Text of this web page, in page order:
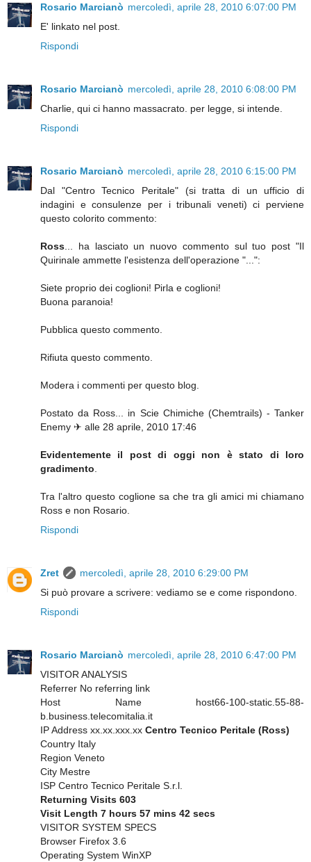
Rosario Marcianò mercoledì, aprile 28, 2010 6:07:00 PM
E' linkato nel post.
Rispondi
Rosario Marcianò mercoledì, aprile 28, 2010 6:08:00 PM
Charlie, qui ci hanno massacrato. per legge, si intende.
Rispondi
Rosario Marcianò mercoledì, aprile 28, 2010 6:15:00 PM
Dal "Centro Tecnico Peritale" (si tratta di un ufficio di
indagini e consulenze per i tribunali veneti) ci perviene
questo colorito commento:
Ross ... ha lasciato un nuovo commento sul tuo post "Il
Quirinale ammette l'esistenza dell'operazione "...":
Siete proprio dei coglioni! Pirla e coglioni!
Buona paranoia!
Pubblica questo commento.
Rifiuta questo commento.
Modera i commenti per questo blog.
Postato da Ross... in Scie Chimiche (Chemtrails) - Tanker
Enemy ✈ alle 28 aprile, 2010 17:46
Evidentemente il post di oggi non è stato di loro
gradimento
Tra l'altro questo coglione sa che tra gli amici mi chiamano
Ross e non Rosario.
Rispondi
Zret
mercoledì, aprile 28, 2010 6:29:00 PM
Si può provare a scrivere: vediamo se e come rispondono.
Rispondi
Rosario Marcianò mercoledì, aprile 28, 2010 6:47:00 PM
VISITOR ANALYSIS
Referrer No referring link
Host Name host66-100-static.55-88-
b.business.telecomitalia.it
IP Address xx.xx.xxx.xx Centro Tecnico Peritale (Ross)
Country Italy
Region Veneto
City Mestre
ISP Centro Tecnico Peritale S.r.l.
Returning Visits 603
Visit Length 7 hours 57 mins 42 secs
VISITOR SYSTEM SPECS
Browser Firefox 3.6
Operating System WinXP